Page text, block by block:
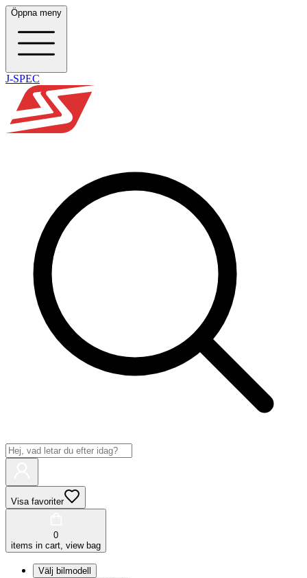
Öppna meny
J-SPEC
Visa favoriter
0
items in cart, view bag
Välj bilmodell